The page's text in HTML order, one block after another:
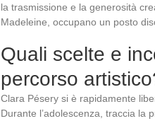
la trasmissione e la generosità
Madeleine, occupano un posto
Quali scelte e
percorso
Clara Pésery si è rapidamente
Durante l’adolescenza, traccia la